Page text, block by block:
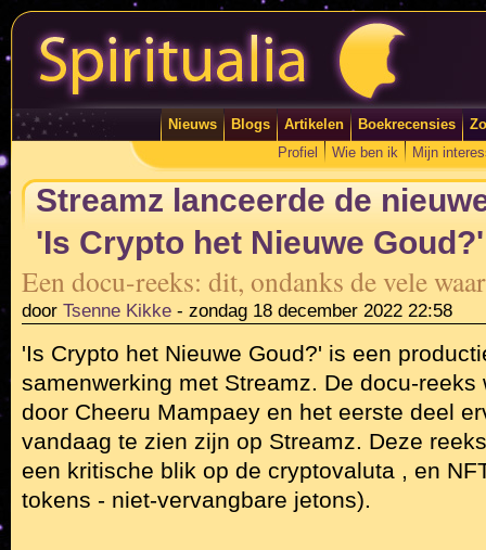
Nieuws Blogs Artikelen Boekrecensies
Profiel
Wie ben ik Mijn
Streamz lanceerde de
'Is Crypto het Nieuwe Goud?'
Een docu-reeks: dit, ondanks de vele
door Tsenne Kikke - zondag 18 december 2022 22:58
'Is Crypto het Nieuwe Goud?' is een
samenwerking met Streamz. De docu-reeks
door Cheeru Mampaey en het eerste deel
vandaag te zien zijn op Streamz. Deze
een kritische blik op de cryptovaluta , en
tokens - niet-vervangbare jetons).